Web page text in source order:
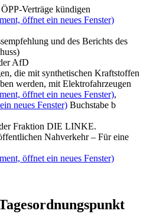
Verträge kündigen
öffnet ein neues Fenster)
und des Berichts des
AfD
die mit synthetischen Kraftstoffen
werden, mit Elektrofahrzeugen
öffnet ein neues Fenster),
neues Fenster) Buchstabe b
Fraktion DIE LINKE.
Nahverkehr – Für eine
öffnet ein neues Fenster)